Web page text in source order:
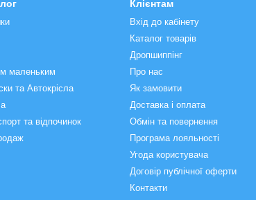
маленьким
та Автокрісла
та відпочинок
Клієнтам
Вхід до кабінету
Каталог товарів
Дропшиппінг
Про нас
Як замовити
Доставка і оплата
Обмін та повернення
Програма лояльності
Угода користувача
Договір публічної оферти
Контакти